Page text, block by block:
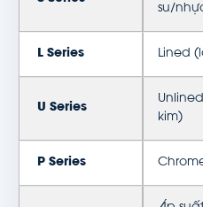
su/
L Series Lined
U Series
kim)
P Series